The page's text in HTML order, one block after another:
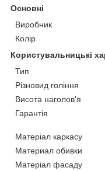
Основні
Виробник
Колір
Користувальницькі
Тип
Різновид гоління
Висота наголов'я
Гарантія
Матеріал каркасу
Материал обивки
Матеріал фасаду